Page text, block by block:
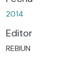
2014
Editor
REBIUN